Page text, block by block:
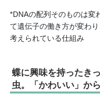
*DNAの配列そのものは変
て遺伝子の働き方が変わ
考えられている仕組み
蝶に興味を持ったき
虫。「かわいい」か